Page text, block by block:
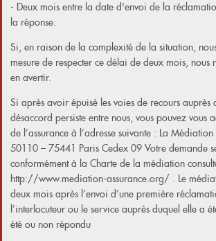
- Deux mois entre la date d'envoi de la
la réponse.
Si, en raison de la complexité de la situation,
mesure de respecter ce délai de deux mois, nous
en avertir.
Si après avoir épuisé les voies de recours auprès
désaccord persiste entre nous, vous pouvez vous
de l’assurance à l’adresse suivante : La
50110 – 75441 Paris Cedex 09 Votre demande
conformément à la Charte de la médiation
http://www.mediation-assurance.org/ . Le
deux mois après l’envoi d’une première
l’interlocuteur ou le service auprès duquel elle a
été ou non répondu